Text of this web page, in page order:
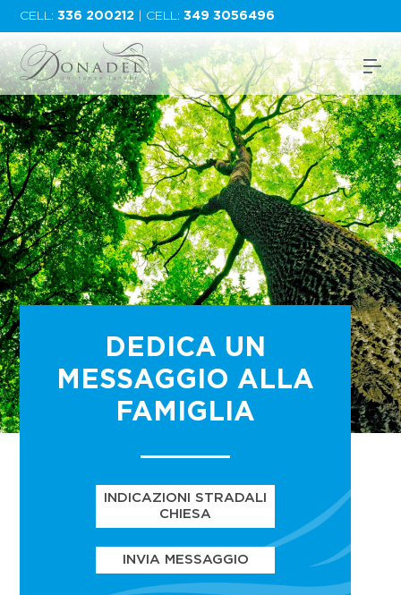
CELL:336 200212 | CELL:349 3056496
DEDICA UN
MESSAGGIO ALLA
FAMIGLIA
INDICAZIONI STRADALI
CHIESA
INVIA MESSAGGIO